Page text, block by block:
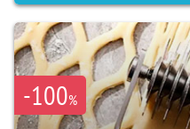
-100%